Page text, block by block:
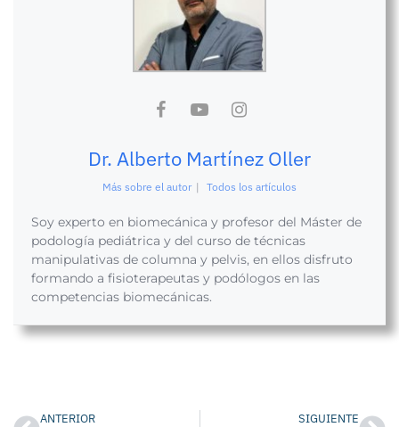
Dr. Alberto Martínez Oller
Más sobre el autor | Todos los artículos
Soy experto en biomecánica y profesor del Máster de
podología pediátrica y del curso de técnicas
manipulativas de columna y pelvis, en ellos disfruto
formando a fisioterapeutas y podólogos en las
competencias biomecánicas.
ANTERIOR SIGUIENTE